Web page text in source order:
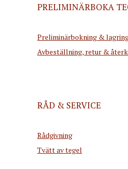
PRELIMINÄRBOKA
Preliminärbokning &
Avbeställning, retur &
RÅD & SERVICE
Rådgivning
Tvätt av tegel